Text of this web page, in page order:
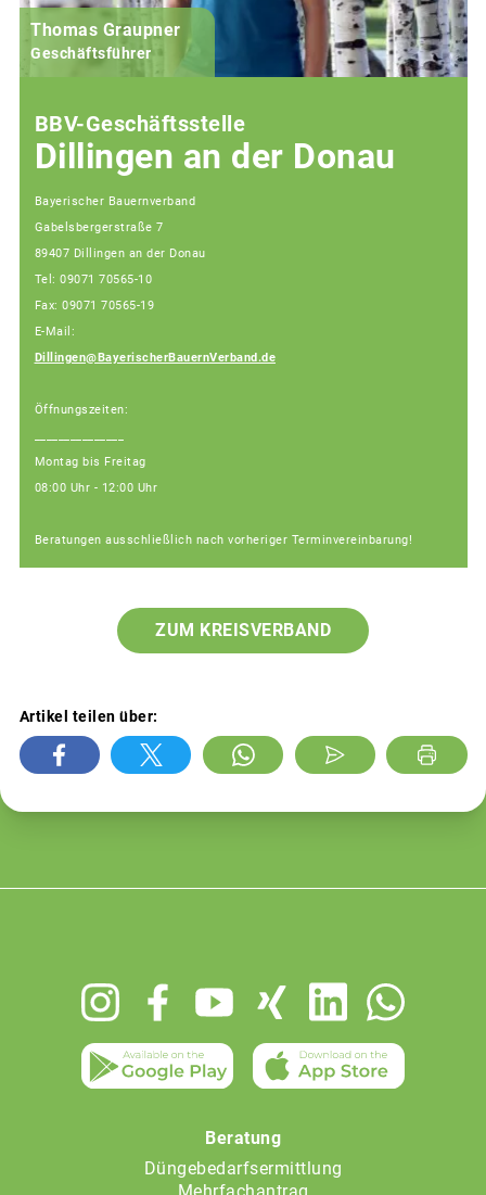
Thomas Graupner
Geschäftsführer
BBV-Geschäftsstelle
Dillingen an der Donau
Bayerischer Bauernverband
Gabelsbergerstraße 7
89407 Dillingen an der Donau
Tel: 09071 70565-10
Fax: 09071 70565-19
E-Mail:
Dillingen@BayerischerBauernVerband.de
Öffnungszeiten:
Montag bis Freitag
08:00 Uhr - 12:00 Uhr
Beratungen ausschließlich nach vorheriger Terminvereinbarung!
ZUM KREISVERBAND
Artikel teilen über:
Beratung
Düngebedarfsermittlung